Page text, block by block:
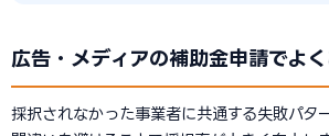
広告・メディアの補助金申請でよ
採択されなかった事業者に共通する失敗パタ